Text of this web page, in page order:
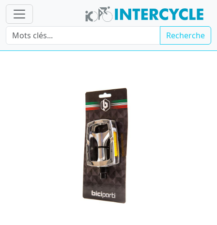
Recherche